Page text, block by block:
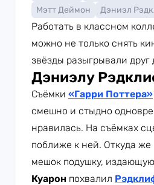
Мэтт Деймон
Дэниэл
Работать в классном
можно не только снять
звёзды разыгрывали друг
Дэниэлу
Съёмки «Гарри Поттера»
смешно и стыдно
нравилась. На съёмках
поближе к ней. Откуда же
мешок подушку,
Куарон похвалил